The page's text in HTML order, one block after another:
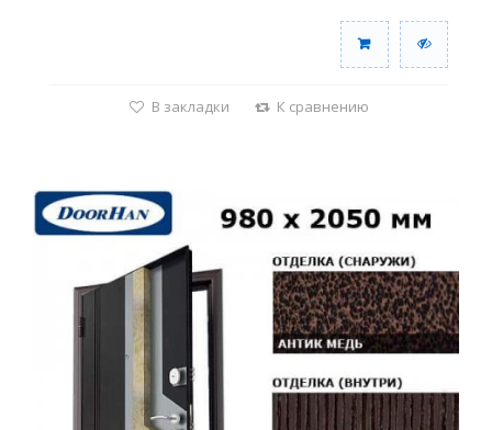
В закладки К сравнению